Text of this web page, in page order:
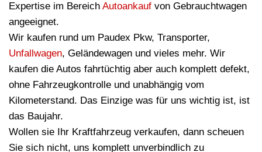
Expertise im Bereich Autoankauf von Gebrauchtwagen
angeeignet.
Wir kaufen rund um Paudex Pkw, Transporter,
Unfallwagen, Geländewagen und vieles mehr. Wir
kaufen die Autos fahrtüchtig aber auch komplett defekt,
ohne Fahrzeugkontrolle und unabhängig vom
Kilometerstand. Das Einzige was für uns wichtig ist, ist
das Baujahr.
Wollen sie Ihr Kraftfahrzeug verkaufen, dann scheuen
Sie sich nicht, uns komplett unverbindlich zu